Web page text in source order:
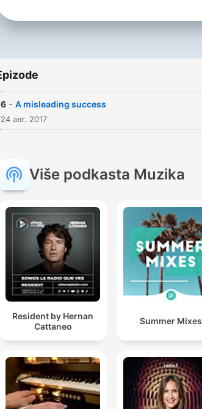
6 - A misleading success
24 авг. 2017
Više podkasta Muzika
Resident by Hernan
Cattaneo
Summer Mixes